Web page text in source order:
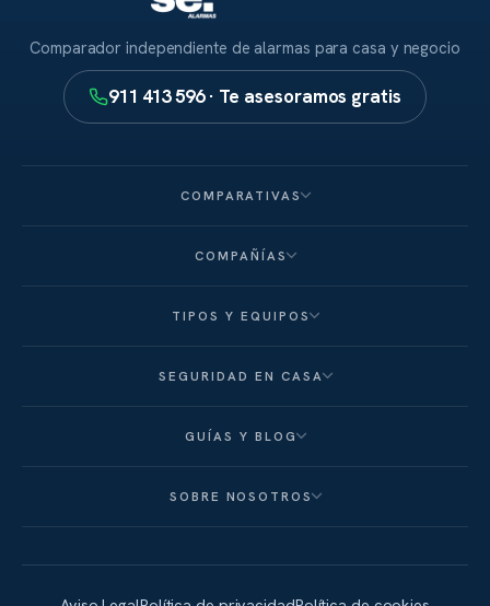
Comparador independiente de alarmas para casa y negocio
911 413 596 · Te asesoramos gratis
COMPARATIVAS
COMPAÑÍAS
TIPOS Y EQUIPOS
SEGURIDAD EN CASA
GUÍAS Y BLOG
SOBRE NOSOTROS